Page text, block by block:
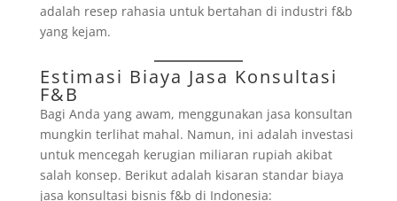
adalah resep rahasia untuk bertahan di industri f&b
yang kejam.
Estimasi Biaya Jasa Konsultasi
F&B
Bagi Anda yang awam, menggunakan jasa konsultan
mungkin terlihat mahal. Namun, ini adalah investasi
untuk mencegah kerugian miliaran rupiah akibat
salah konsep. Berikut adalah kisaran standar biaya
jasa konsultasi bisnis f&b di Indonesia: